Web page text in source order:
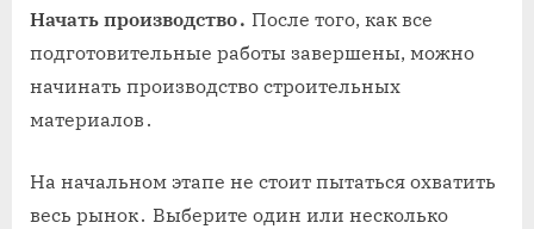
Начать производство․ После того, как все
подготовительные работы завершены, можно
начинать производство строительных
материалов․
На начальном этапе не стоит пытаться охватить
весь рынок․ Выберите один или несколько